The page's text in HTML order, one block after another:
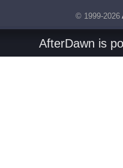
© 1999-2026
AfterDawn is